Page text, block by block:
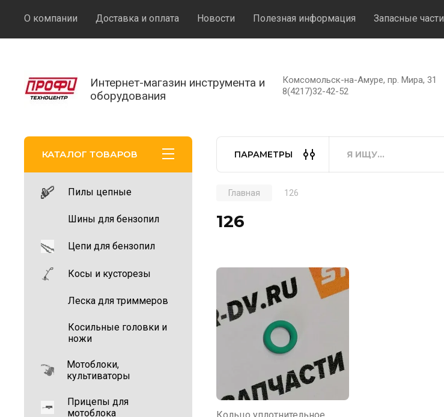
О компании Доставка и оплата Новости Полезная информация Запасные части
Интернет-магазин инструмента и
оборудования
Комсомольск-на-Амуре, пр. Мира, 31
8(4217)32-42-52
КАТАЛОГ ТОВАРОВ ПАРАМЕТРЫ
Пилы цепные
Шины для бензопил
Цепи для бензопил
Косы и кусторезы
Леска для триммеров
Косильные головки и
ножи
Мотоблоки,
культиваторы
Прицепы для
мотоблока
Главная 126
126
Кольцо уплотнительное